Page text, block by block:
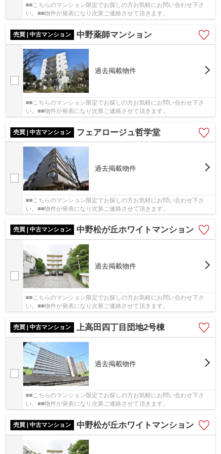
■■こちらのマンション限定でお探しの方お気軽にお問い合わせ下さ
い。■■物件が発表になり次第ご連絡させて頂きます。
売買 | 中古マンション 中野薬師マンション
過去掲載物件
■■こちらのマンション限定でお探しの方お気軽にお問い合わせ下さ
い。■■物件が発表になり次第ご連絡させて頂きます。
売買 | 中古マンション フェアロージュ哲学堂
過去掲載物件
■■こちらのマンション限定でお探しの方お気軽にお問い合わせ下さ
い。■■物件が発表になり次第ご連絡させて頂きます。
売買 | 中古マンション 中野松が丘ホワイトマンション
過去掲載物件
■■こちらのマンション限定でお探しの方お気軽にお問い合わせ下さ
い。■■物件が発表になり次第ご連絡させて頂きます。
売買 | 中古マンション 上高田四丁目団地2号棟
過去掲載物件
■■こちらのマンション限定でお探しの方お気軽にお問い合わせ下さ
い。■■物件が発表になり次第ご連絡させて頂きます。
売買 | 中古マンション 中野松が丘ホワイトマンション